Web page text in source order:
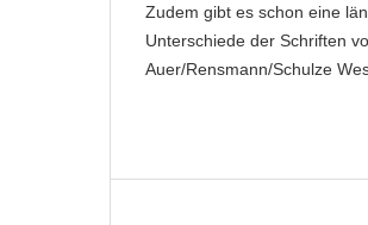
Zudem gibt es schon eine
Unterschiede der Schriften
Auer/Rensmann/Schulze